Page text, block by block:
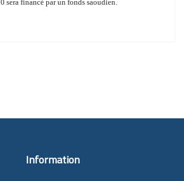
sera financé par un fonds saoudien.
Information